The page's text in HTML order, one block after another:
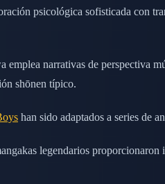
psicológica sofisticada con
emplea narrativas de perspectiva
shōnen típico.
han sido adaptados a series de
legendarios